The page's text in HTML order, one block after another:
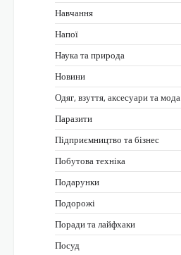
Навчання
Напої
Наука та природа
Новини
Одяг, взуття, аксесуари та мода
Паразити
Підприємництво та бізнес
Побутова техніка
Подарунки
Подорожі
Поради та лайфхаки
Посуд